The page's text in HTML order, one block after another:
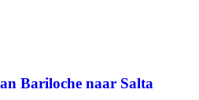
Bariloche naar Salta